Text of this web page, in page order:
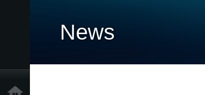
News